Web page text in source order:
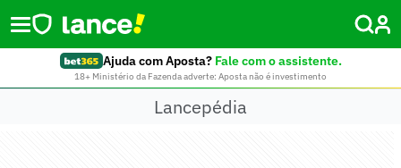
Ajuda com Aposta? Fale com o assistente.
18+ Ministério da Fazenda adverte: Aposta não é investimento
Lancepédia